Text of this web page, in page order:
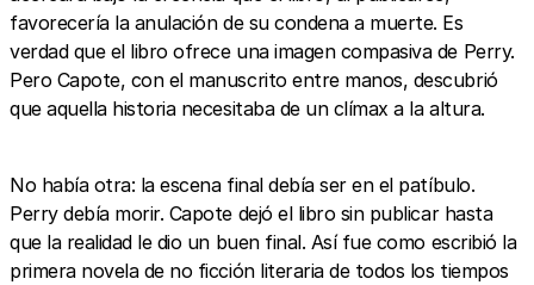
favorecería la anulación de su condena a muerte. Es
verdad que el libro ofrece una imagen compasiva de Perry.
Pero Capote, con el manuscrito entre manos, descubrió
que aquella historia necesitaba de un clímax a la altura.
No había otra: la escena final debía ser en el patíbulo.
Perry debía morir. Capote dejó el libro sin publicar hasta
que la realidad le dio un buen final. Así fue como escribió la
primera novela de no ficción literaria de todos los tiempos